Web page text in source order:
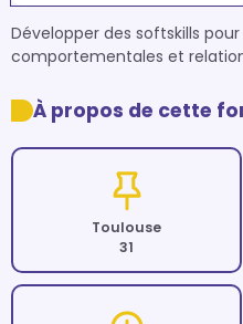
Développer des softskills
comportementales et
À propos de cette
Toulouse
31